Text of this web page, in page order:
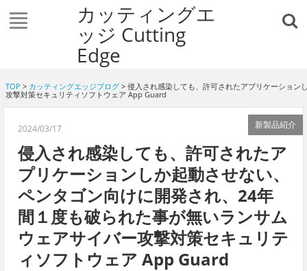
カッティングエ
ッジ Cutting
Edge
TOP > カッティングエッジブログ> 侵入され感染しても、許可されたアプリケーション
攻撃対策セキュリティソフトウェア App Guard
新製品紹介
2024/03/17
侵入され感染しても、許可されたア
プリケーションしか起動させない、
ペンタゴン向けに開発され、24年
間１度も破られた事が無いランサム
ウェアサイバー攻撃対策セキュリテ
ィソフトウェア App Guard